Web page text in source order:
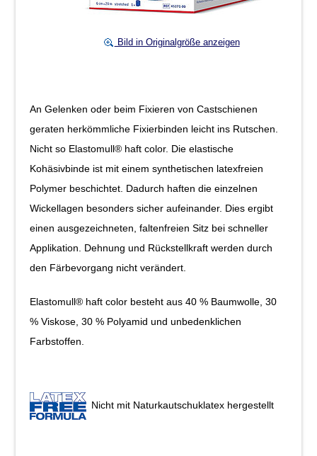
Bild in Originalgröße anzeigen
An Gelenken oder beim Fixieren von Castschienen
geraten herkömmliche Fixierbinden leicht ins Rutschen.
Nicht so Elastomull® haft color. Die elastische
Kohäsivbinde ist mit einem synthetischen latexfreien
Polymer beschichtet. Dadurch haften die einzelnen
Wickellagen besonders sicher aufeinander. Dies ergibt
einen ausgezeichneten, faltenfreien Sitz bei schneller
Applikation. Dehnung und Rückstellkraft werden durch
den Färbevorgang nicht verändert.
Elastomull® haft color besteht aus 40 % Baumwolle, 30
% Viskose, 30 % Polyamid und unbedenklichen
Farbstoffen.
Nicht mit Naturkautschuklatex hergestellt